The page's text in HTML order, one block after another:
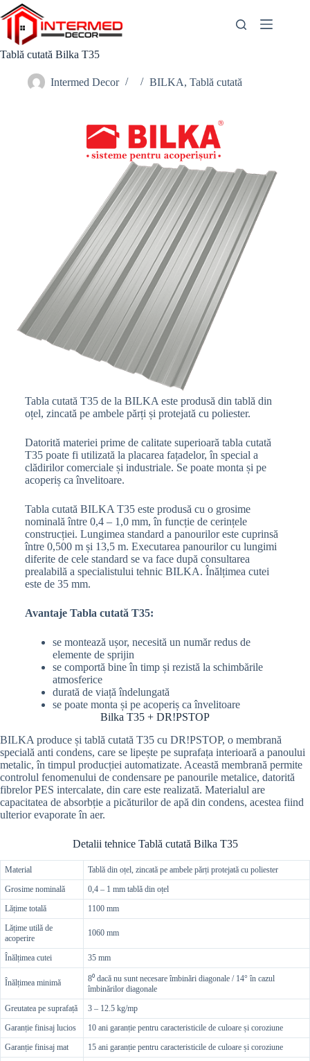
Skip
to
content
Tablă cutată Bilka T35
Intermed Decor BILKA, Tablă cutată
Tabla cutată T35 de la BILKA este produsă din tablă din
oțel, zincată pe ambele părți și protejată cu poliester.
Datorită materiei prime de calitate superioară tabla cutată
T35 poate fi utilizată la placarea fațadelor, în special a
clădirilor comerciale și industriale. Se poate monta și pe
acoperiș ca învelitoare.
Tabla cutată BILKA T35 este produsă cu o grosime
nominală între 0,4 – 1,0 mm, în funcție de cerințele
construcției. Lungimea standard a panourilor este cuprinsă
între 0,500 m și 13,5 m. Executarea panourilor cu lungimi
diferite de cele standard se va face după consultarea
prealabilă a specialistului tehnic BILKA. Înălțimea cutei
este de 35 mm.
Avantaje Tabla cutată T35:
se montează ușor, necesită un număr redus de
elemente de sprijin
se comportă bine în timp și rezistă la schimbările
atmosferice
durată de viață îndelungată
se poate monta și pe acoperiș ca învelitoare
Bilka T35 + DR!PSTOP
BILKA produce și tablă cutată T35 cu DR!PSTOP, o membrană
specială anti condens, care se lipește pe suprafața interioară a panoului
metalic, în timpul producției automatizate. Această membrană permite
controlul fenomenului de condensare pe panourile metalice, datorită
fibrelor PES intercalate, din care este realizată. Materialul are
capacitatea de absorbție a picăturilor de apă din condens, acestea fiind
ulterior evaporate în aer.
Detalii tehnice Tablă cutată Bilka T35
Material
Tablă din oțel, zincată pe ambele părți protejată cu poliester
Grosime nominală
0,4 – 1 mm tablă din oțel
Lățime totală
1100 mm
Lățime utilă de
acoperire
1060 mm
Înălțimea cutei 35 mm
Înălțimea minimă
8⁰ dacă nu sunt necesare îmbinări diagonale / 14° în cazul
îmbinărilor diagonale
Greutatea pe suprafață
3 – 12.5 kg/mp
Garanție finisaj lucios
10 ani garanție pentru caracteristicile de culoare și coroziune
Garanție finisaj mat
15 ani garanție pentru caracteristicile de culoare și coroziune